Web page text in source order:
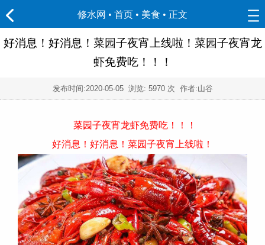
修水网 • 首页 • 美食 • 正文
好消息！好消息！菜园子夜宵上线啦！菜园子夜宵龙
虾免费吃！！！
发布时间:2020-05-05浏览: 5970 次 作者:山谷
菜园子夜宵龙虾免费吃！！！
好消息！好消息！菜园子夜宵上线啦！